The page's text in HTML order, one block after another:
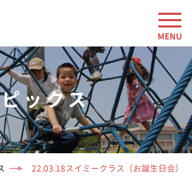
ックス
22.03.18スイミークラス（お誕生日会）